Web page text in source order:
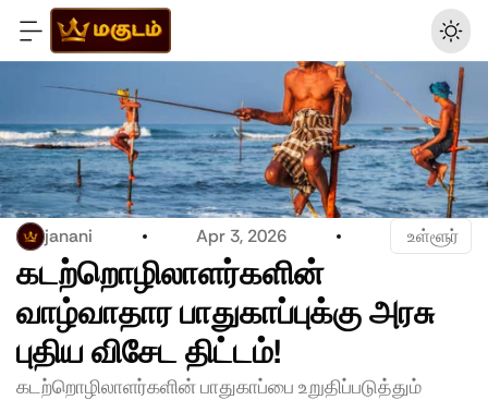
janani Apr 3, 2026 உள்ளூர்
கடற்றொழிலாளர்களின்
வாழ்வாதார பாதுகாப்புக்கு அரசு
புதிய விசேட திட்டம்!
கடற்றொழிலாளர்களின் பாதுகாப்பை உறுதிப்படுத்தும்